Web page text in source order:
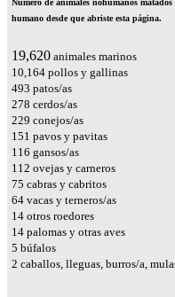
Número de animales nohumanos
humano desde que abriste esta página.
23,188 animales marinos
12,012 pollos y gallinas
583 patos/as
329 cerdos/as
271 conejos/as
178 pavos y pavitas
137 gansos/as
133 ovejas y carneros
89 cabras y cabritos
75 vacas y terneros/as
17 otros roedores
16 palomas y otras aves
6 búfalos
2 caballos, lleguas, burros/a,